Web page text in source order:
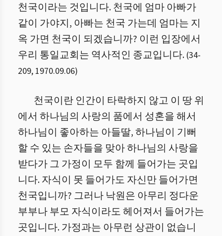
천국이라는 것입니다. 천국에 엄마 아빠가
같이 가야지, 아빠는 천국 가는데 엄마는 지
옥 가면 천국이 되겠습니까? 이런 입장에서
우리 통일교회는 역사적인 종교입니다. (34-
209, 1970.09.06)
천국이란 인간이 타락하지 않고 이 땅 위
에서 하나님의 사랑의 품에서 성혼을 해서
하나님이 좋아하는 아들딸, 하나님이 기뻐
할 수 있는 손자들을 맞아 하나님의 사랑을
받다가 그 가정이 모두 함께 들어가는 곳입
니다. 자식이 못 들어가도 자신만 들어가면
천국입니까? 그러나 낙원은 아무리 정다운
부부나 부모 자식이라도 헤어져서 들어가는
곳입니다. 가정과는 아무런 상관이 없습니